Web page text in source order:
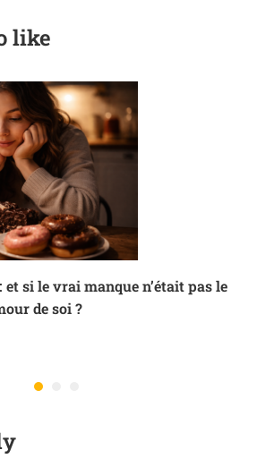
like
si le vrai manque n’était pas le
de soi ?